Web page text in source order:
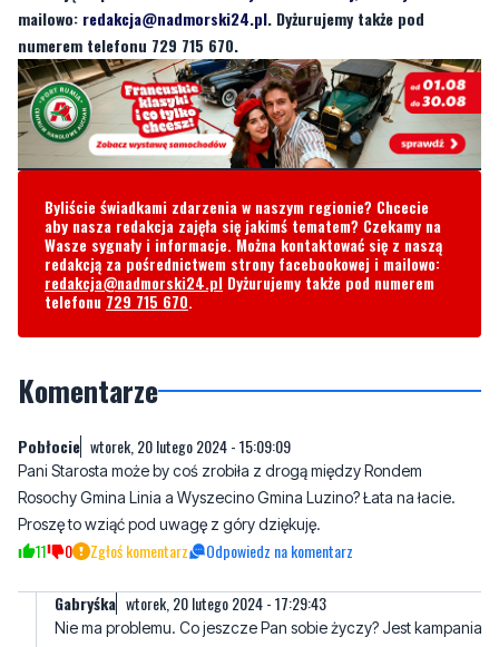
Byliście świadkami zdarzenia w naszym regionie? Chcecie
aby nasza redakcja zajęła się jakimś tematem? Czekamy na
Wasze sygnały i informacje. Można kontaktować się z naszą
redakcja@nadmorski24.plDyżurujemy także pod numerem
telefonu729 715 670.
Komentarze
Pani Starosta może by coś zrobiła z drogą między Rondem
Proszę to wziąć pod uwagę z góry dziękuję.
11 0 Zgłoś komentarz Odpowiedz na komentarz
Gabryśka wtorek, 20 lutego 2024 - 17:29:43
Nie ma problemu. Co jeszcze Pan sobie życzy? Jest kampania
kartonu obietnice przecież nic nie kosztują ( ͡° ͜ʖ ͡°).
23 0 Zgłoś komentarz Odpowiedz na komentarz